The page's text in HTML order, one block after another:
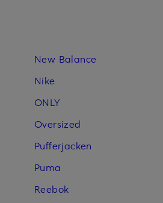
New Balance
Nike
ONLY
Oversized
Pufferjacken
Puma
Reebok